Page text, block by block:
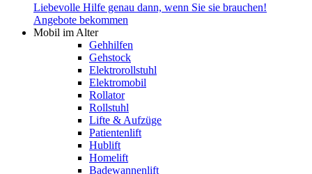
Liebevolle Hilfe genau dann, wenn Sie sie brauchen!
Angebote bekommen
Mobil im Alter
Gehhilfen
Gehstock
Elektrorollstuhl
Elektromobil
Rollator
Rollstuhl
Lifte & Aufzüge
Patientenlift
Hublift
Homelift
Badewannenlift